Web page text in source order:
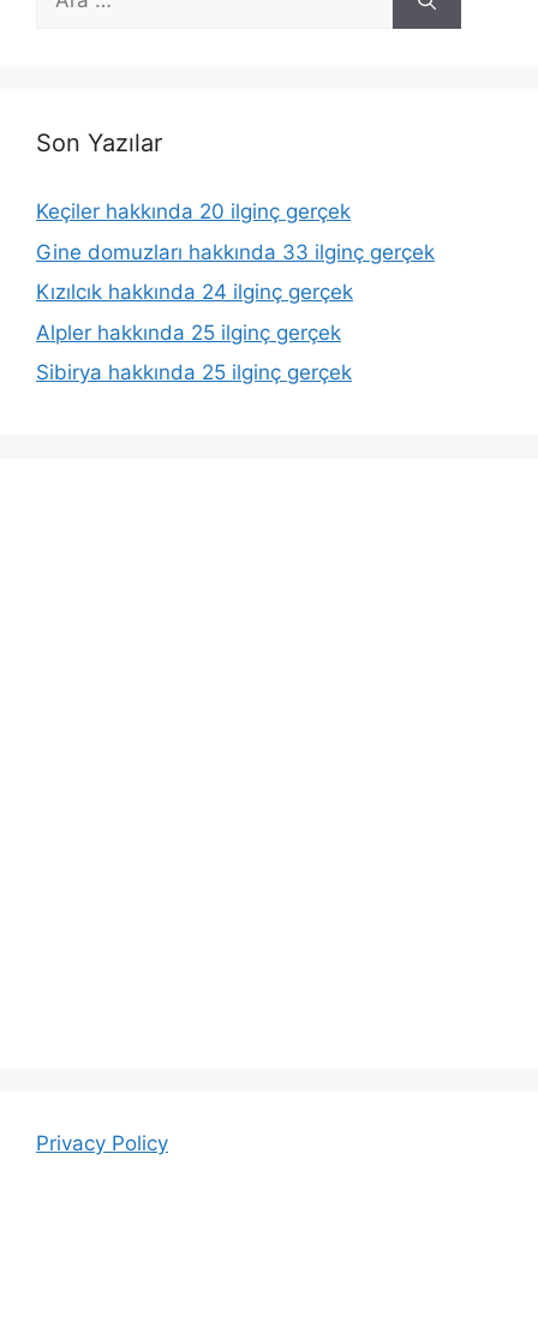
Son Yazılar
Keçiler hakkında 20 ilginç gerçek
Gine domuzları hakkında 33 ilginç gerçek
Kızılcık hakkında 24 ilginç gerçek
Alpler hakkında 25 ilginç gerçek
Sibirya hakkında 25 ilginç gerçek
Privacy Policy